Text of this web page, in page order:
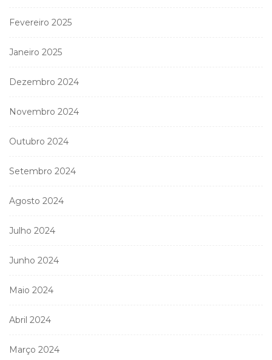
Fevereiro 2025
Janeiro 2025
Dezembro 2024
Novembro 2024
Outubro 2024
Setembro 2024
Agosto 2024
Julho 2024
Junho 2024
Maio 2024
Abril 2024
Março 2024